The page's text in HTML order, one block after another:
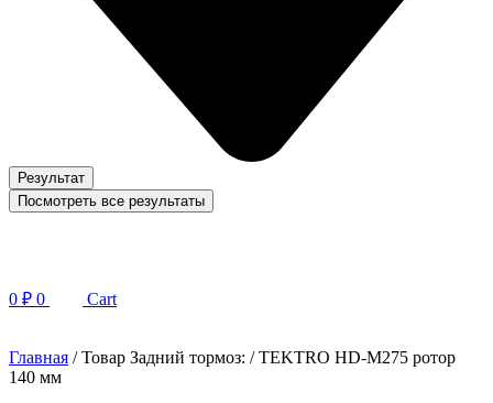
Результат
Посмотреть все результаты
0 ₽ 0 Cart
Главная / Товар Задний тормоз: / TEKTRO HD-M275 ротор
140 мм